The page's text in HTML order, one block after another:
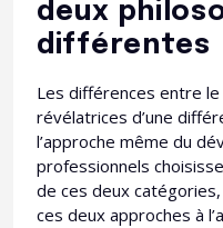
deux
différentes
Les différences entre
révélatrices d’une
l’approche même du
professionnels
de ces deux
ces deux approches à